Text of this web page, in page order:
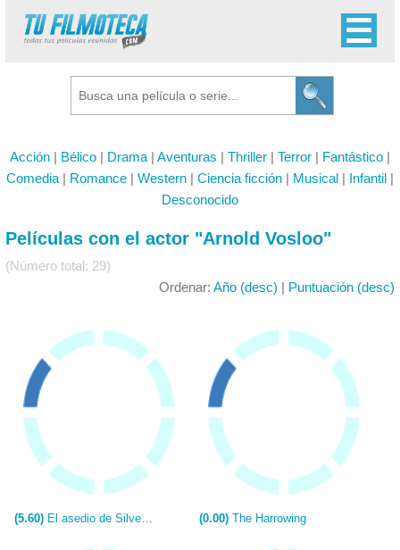
Acción | Bélico | Drama | Aventuras | Thriller | Terror | Fantástico |
Comedia | Romance | Western | Ciencia ficción | Musical | Infantil |
Desconocido
Películas con el actor "Arnold Vosloo"
(Número total: 29)
Ordenar: Año (desc) | Puntuación (desc)
(5.60) El asedio de Silverton (0.00)The Harrowing